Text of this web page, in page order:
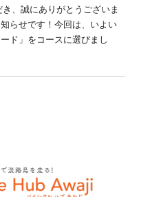
、誠にありがとうございま
らせです！今回は、いよい
ド」をコースに選びまし